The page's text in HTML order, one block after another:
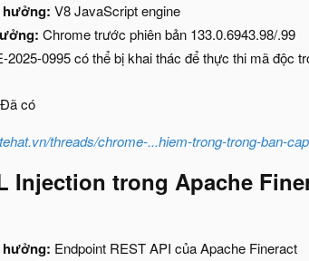
hưởng: V8 JavaScript engine
Chrome trước phiên bản 133.0.6943.98/.99
2025-0995 có thể bị khai thác để thực thi mã độc
Đã có
threads/chrome-...hiem-trong-trong-ban-
Injection trong Apache
hưởng: Endpoint REST API của Apache Fineract